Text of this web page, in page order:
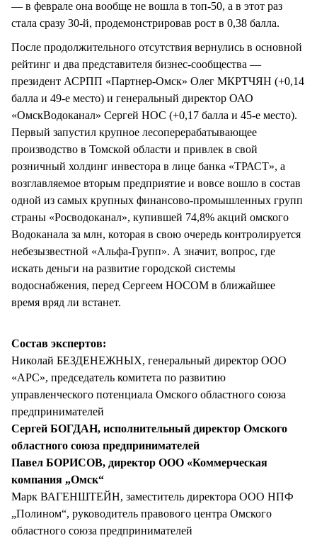
— в феврале она вообще не вошла в топ-50, а в этот раз
стала сразу 30-й, продемонстрировав рост в 0,38 балла.
После продолжительного отсутствия вернулись в основной
рейтинг и два представителя бизнес-сообщества —
президент АСРПП «Партнер-Омск» Олег МКРТЧЯН (+0,14
балла и 49-е место) и генеральный директор ОАО
«ОмскВодоканал» Сергей НОС (+0,17 балла и 45-е место).
Первый запустил крупное лесоперерабатывающее
производство в Томской области и привлек в свой
розничный холдинг инвестора в лице банка «ТРАСТ», а
возглавляемое вторым предприятие и вовсе вошло в состав
одной из самых крупных финансово-промышленных групп
страны «Росводоканал», купившей 74,8% акций омского
Водоканала за млн, которая в свою очередь контролируется
небезызвестной «Альфа-Групп». А значит, вопрос, где
искать деньги на развитие городской системы
водоснабжения, перед Сергеем НОСОМ в ближайшее
время вряд ли встанет.
Состав экспертов:
Николай БЕЗДЕНЕЖНЫХ, генеральный директор ООО
«АРС», председатель комитета по развитию
управленческого потенциала Омского областного союза
предпринимателей
Сергей БОГДАН, исполнительный директор Омского
областного союза предпринимателей
Павел БОРИСОВ, директор ООО «Коммерческая
компания „Омск“
Марк ВАГЕНШТЕЙН, заместитель директора ООО НПФ
„Полином“, руководитель правового центра Омского
областного союза предпринимателей